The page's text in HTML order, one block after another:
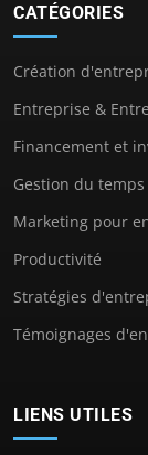
CATÉGORIES
Création
Entreprise &
Financement et
Gestion du temps
Marketing pour
Productivité
Stratégies
Témoignages
LIENS UTILES